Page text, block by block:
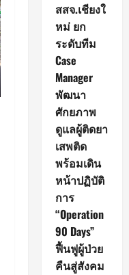
สสจ.เชียงใ
หม่ ยก
ระดับทีม
Case
Manager
พัฒนา
ศักยภาพ
ดูแลผู้ติดยา
เสพติด
พร้อมเดิน
หน้าปฏิบัติ
การ
“Operation
90 Days”
ฟื้นฟูผู้ป่วย
คืนสู่สังคม